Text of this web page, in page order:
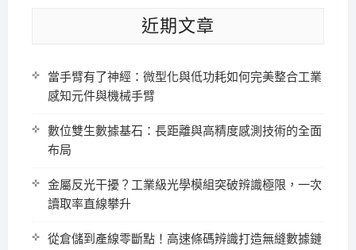
近期文章
當手臂有了神經：微型化與低功耗如何完美整合工業
感知元件與機械手臂
數位雙生數據基石：長距離與高精度感測技術的全面
布局
金屬反光干擾？工業級光學模組突破辨識極限，一次
讀取率直線攀升
從倉儲到產線零斷點！高速條碼辨識打造無縫數據鏈